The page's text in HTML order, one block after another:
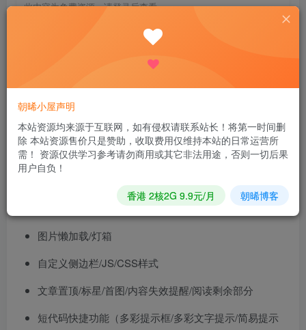
此内容为免费资源，请登录后查看
登录查看
小巧，却拥有完善且丰富的功能。
能！
功能介绍
图片懒加载/灯箱
自定义侧边栏/JS/CSS样式
文章置顶/标星/首图/内容失效提醒/阅读剩余部分
短代码快捷功能（多彩提示框/多彩文字提示/简易提示
朝晞小屋声明
本站资源均来源于互联网，如有侵权请联系站长！将第一时间删
除 本站资源售价只是赞助，收取费用仅维持本站的日常运营所
需！ 资源仅供学习参考请勿商用或其它非法用途，否则一切后果
用户自负！
香港 2核2G 9.9元/月 朝晞博客